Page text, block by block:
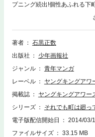
プニング続出!個性あふれる下
著者
石黒正数
出版社
少年画報社
ジャンル
青年マンガ
レーベル
ヤングキングアワ
掲載誌
ヤングキングアワー
シリーズ
それでも町は廻っ
電子版配信開始日
2014/03/
ファイルサイズ
33.15 MB